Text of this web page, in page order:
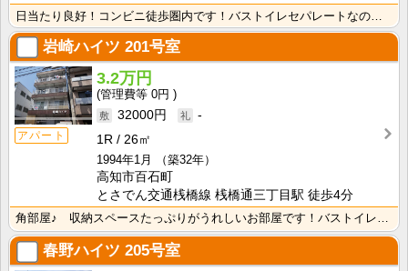
岩崎ハイツ 201号室
アパート
3.2万円
0円
32000円
-
1R
26㎡
1994年1月
（築32年）
高知市百石町
とさでん交通桟橋線 桟橋通三丁目駅 徒歩4分
角部屋♪ 収納スペースたっぷりがうれしいお部屋です！バストイレセパレート！さらに独立洗面台もついてい･･･
春野ハイツ 205号室